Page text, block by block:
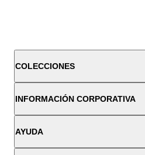
COLECCIONES
INFORMACIÓN CORPORATIVA
AYUDA